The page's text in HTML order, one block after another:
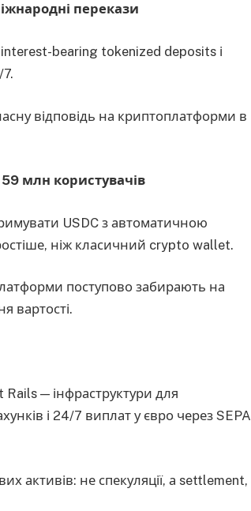
перекази
bearing tokenized deposits і
відповідь на криптоплатформи в
59 млн користувачів
USDC з автоматичною
ніж класичний crypto wallet.
поступово забирають на
вартості.
— інфраструктури для
і 24/7 виплат у євро через SEPA
активів: не спекуляції, а settlement,